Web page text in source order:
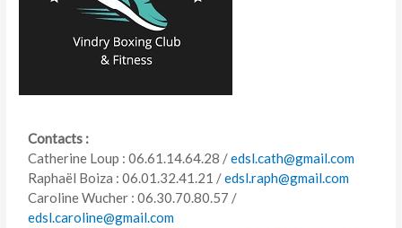
Contacts :
Catherine Loup : 06.61.14.64.28 /edsl.cath@gmail.com
Raphaël Boiza : 06.01.32.41.21 /edsl.raph@gmail.com
Caroline Wucher : 06.30.70.80.57 /
edsl.caroline@gmail.com